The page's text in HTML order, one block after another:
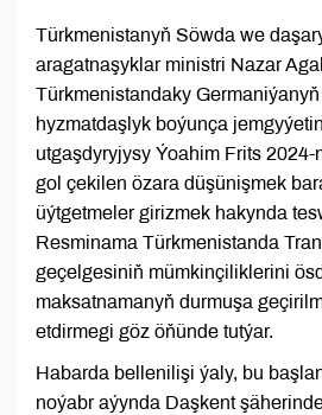
Türkmenistanyň Söwda we
aragatnaşyklar ministri Nazar
Türkmenistandaky
hyzmatdaşlyk boýunça
utgaşdyryjysy Ýoahim Frits
gol çekilen özara düşünişmek
üýtgetmeler girizmek hakynda
Resminama Türkmenistanda
geçelgesiniň mümkinçiliklerini
maksatnamanyň durmuşa
etdirmegi göz öňünde tutýar.
Habarda bellenilişi ýaly, bu
noýabr aýynda Daşkent